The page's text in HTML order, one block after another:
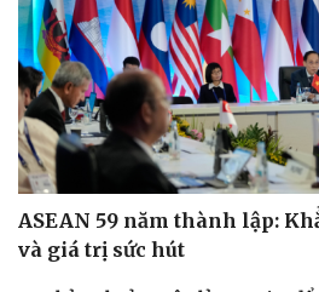
ASEAN 59 năm thành lập:
và giá trị sức hút